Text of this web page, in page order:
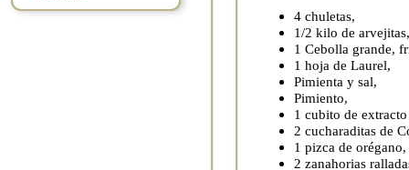
4 chuletas,
1/2 kilo de arvejitas,
1 Cebolla grande,
1 hoja de Laurel,
Pimienta y sal,
Pimiento,
1 cubito de
2 cucharaditas de
1 pizca de orégano,
2 zanahorias